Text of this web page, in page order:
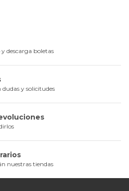
descarga boletas
dudas y solicitudes
nuestras tiendas